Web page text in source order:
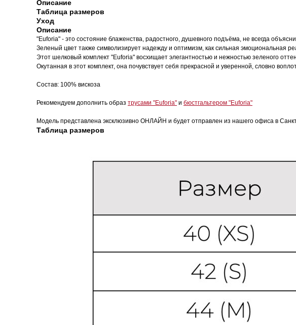
Описание
Таблица размеров
Уход
Описание
"Euforia" - это состояние блаженства, радостного, душевного подъёма, не всегда
Зеленый цвет также символизирует надежду и оптимизм, как сильная эмоциональная
Этот шелковый комплект "Euforia" восхищает элегантностью и нежностью зеленого
Окутанная в этот комплект, она почувствует себя прекрасной и уверенной, словно
Состав: 100% вискоза
Рекомендуем дополнить образ трусами "Euforia" и бюстгальтером "Euforia"
Модель представлена эксклюзивно ОНЛАЙН и будет отправлен из нашего офиса в
Таблица размеров